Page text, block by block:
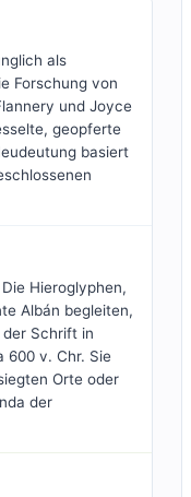
als
Forschung von
und Joyce
geopferte
basiert
Die Hieroglyphen,
Albán begleiten,
Schrift in
600 v. Chr. Sie
Orte oder
der